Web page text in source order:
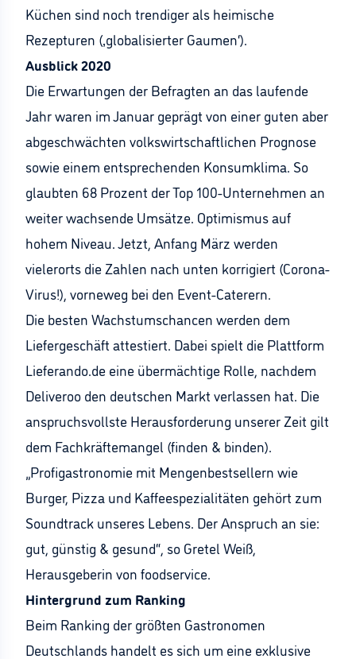
Küchen sind noch trendiger als heimische
Rezepturen (‚globalisierter Gaumen‘).
Ausblick 2020
Die Erwartungen der Befragten an das laufende
Jahr waren im Januar geprägt von einer guten aber
abgeschwächten volkswirtschaftlichen Prognose
sowie einem entsprechenden Konsumklima. So
glaubten 68 Prozent der Top 100-Unternehmen an
weiter wachsende Umsätze. Optimismus auf
hohem Niveau. Jetzt, Anfang März werden
vielerorts die Zahlen nach unten korrigiert (Corona-
Virus!), vorneweg bei den Event-Caterern.
Die besten Wachstumschancen werden dem
Liefergeschäft attestiert. Dabei spielt die Plattform
Lieferando.de eine übermächtige Rolle, nachdem
Deliveroo den deutschen Markt verlassen hat. Die
anspruchsvollste Herausforderung unserer Zeit gilt
dem Fachkräftemangel (finden & binden).
„Profigastronomie mit Mengenbestsellern wie
Burger, Pizza und Kaffeespezialitäten gehört zum
Soundtrack unseres Lebens. Der Anspruch an sie:
gut, günstig & gesund“, so Gretel Weiß,
Herausgeberin von foodservice.
Hintergrund zum Ranking
Beim Ranking der größten Gastronomen
Deutschlands handelt es sich um eine exklusive